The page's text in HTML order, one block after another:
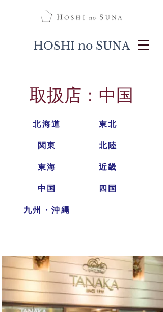
HOSHI no SUNA
​取扱店：中国
北海道
東北
関東
北陸
東海
近畿
中国
四国
九州・沖縄